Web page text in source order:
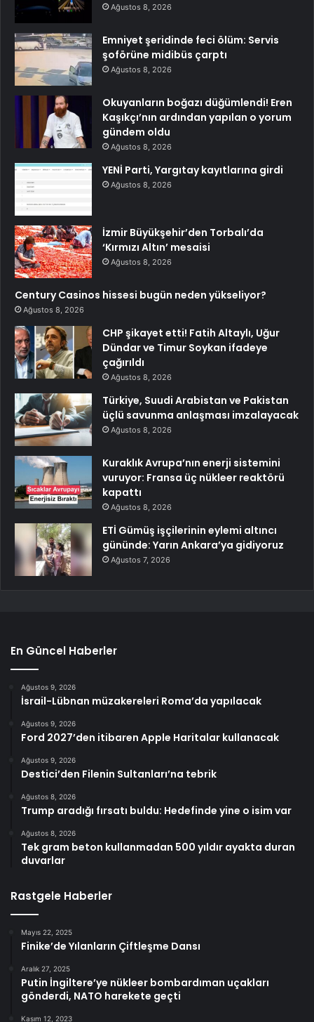
Ağustos 8, 2026
Emniyet şeridinde feci ölüm: Servis
şoförüne midibüs çarptı
Ağustos 8, 2026
Okuyanların boğazı düğümlendi! Eren
Kaşıkçı’nın ardından yapılan o yorum
gündem oldu
Ağustos 8, 2026
YENİ Parti, Yargıtay kayıtlarına girdi
Ağustos 8, 2026
İzmir Büyükşehir’den Torbalı’da
‘Kırmızı Altın’ mesaisi
Ağustos 8, 2026
Century Casinos hissesi bugün neden yükseliyor?
Ağustos 8, 2026
CHP şikayet etti! Fatih Altaylı, Uğur
Dündar ve Timur Soykan ifadeye
çağırıldı
Ağustos 8, 2026
Türkiye, Suudi Arabistan ve Pakistan
üçlü savunma anlaşması imzalayacak
Ağustos 8, 2026
Kuraklık Avrupa’nın enerji sistemini
vuruyor: Fransa üç nükleer reaktörü
kapattı
Ağustos 8, 2026
ETİ Gümüş işçilerinin eylemi altıncı
gününde: Yarın Ankara’ya gidiyoruz
Ağustos 7, 2026
En Güncel Haberler
Ağustos 9, 2026
İsrail-Lübnan müzakereleri Roma’da yapılacak
Ağustos 9, 2026
Ford 2027’den itibaren Apple Haritalar kullanacak
Ağustos 9, 2026
Destici’den Filenin Sultanları’na tebrik
Ağustos 8, 2026
Trump aradığı fırsatı buldu: Hedefinde yine o isim var
Ağustos 8, 2026
Tek gram beton kullanmadan 500 yıldır ayakta duran
duvarlar
Rastgele Haberler
Mayıs 22, 2025
Finike’de Yılanların Çiftleşme Dansı
Aralık 27, 2025
Putin İngiltere’ye nükleer bombardıman uçakları
gönderdi, NATO harekete geçti
Kasım 12, 2023